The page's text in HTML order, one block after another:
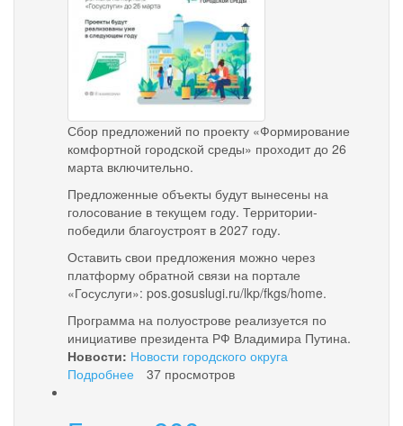
Сбор предложений по проекту «Формирование
комфортной городской среды» проходит до 26
марта включительно.
Предложенные объекты будут вынесены на
голосование в текущем году. Территории-
победили благоустроят в 2027 году.
Оставить свои предложения можно через
платформу обратной связи на портале
«Госуслуги»: pos.gosuslugi.ru/lkp/fkgs/home.
️Программа на полуострове реализуется по
инициативе президента РФ Владимира Путина.
Новости: Новости городского округа
Подробнее
37 просмотров